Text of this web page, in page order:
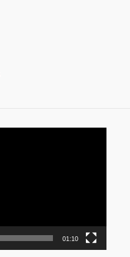
01:10